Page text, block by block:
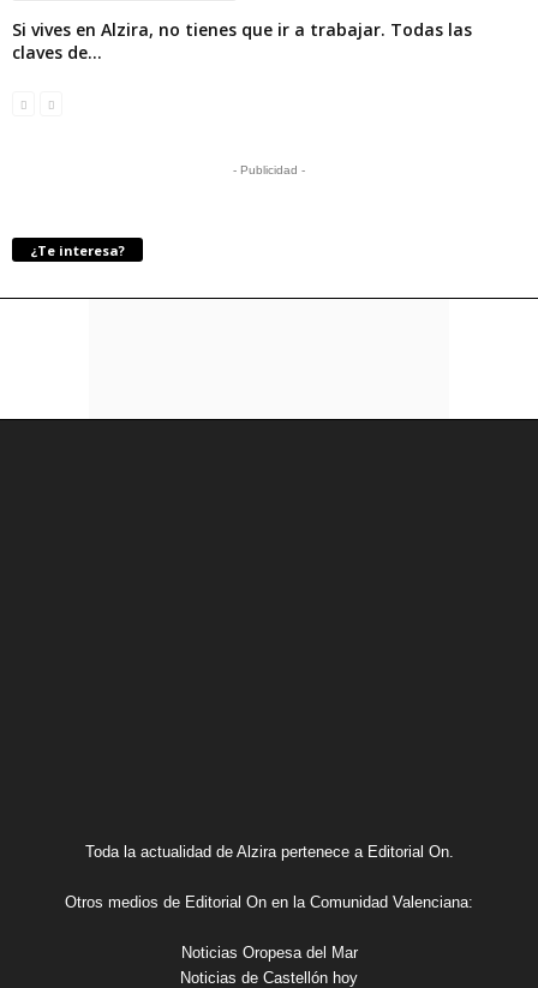
Si vives en Alzira, no tienes que ir a trabajar. Todas las
claves de...
- Publicidad -
¿Te interesa?
Toda la actualidad de Alzira pertenece a Editorial On.
Otros medios de Editorial On en la Comunidad Valenciana:
Noticias Oropesa del Mar
Noticias de Castellón hoy